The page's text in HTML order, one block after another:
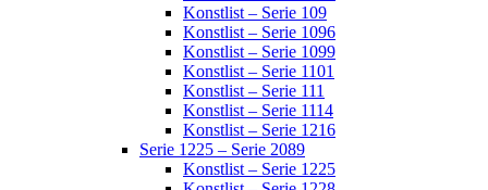
Konstlist – Serie 109
Konstlist – Serie 1096
Konstlist – Serie 1099
Konstlist – Serie 1101
Konstlist – Serie 111
Konstlist – Serie 1114
Konstlist – Serie 1216
Serie 1225 – Serie 2089
Konstlist – Serie 1225